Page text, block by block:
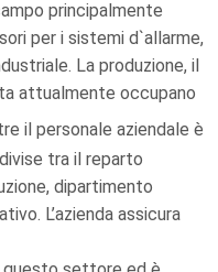
principalmente
per i sistemi d`allarme,
La produzione, il
attualmente occupano
il personale aziendale è
tra il reparto
dipartimento
L’azienda assicura